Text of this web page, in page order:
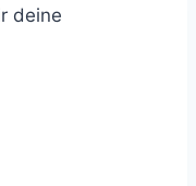
deine